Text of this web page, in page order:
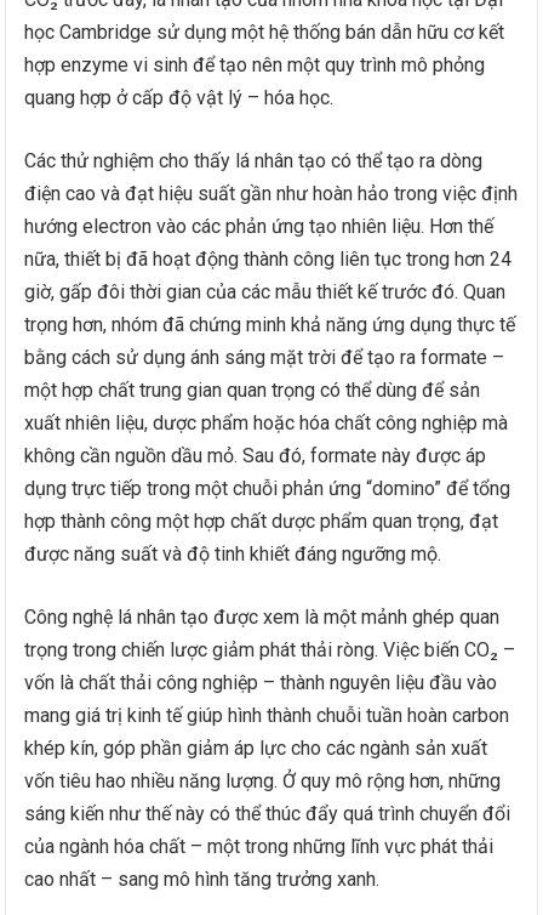
học Cambridge sử dụng một hệ thống bán dẫn hữu cơ kết
hợp enzyme vi sinh để tạo nên một quy trình mô phỏng
quang hợp ở cấp độ vật lý – hóa học.
Các thử nghiệm cho thấy lá nhân tạo có thể tạo ra dòng
điện cao và đạt hiệu suất gần như hoàn hảo trong việc định
hướng electron vào các phản ứng tạo nhiên liệu. Hơn thế
nữa, thiết bị đã hoạt động thành công liên tục trong hơn 24
giờ, gấp đôi thời gian của các mẫu thiết kế trước đó. Quan
trọng hơn, nhóm đã chứng minh khả năng ứng dụng thực tế
bằng cách sử dụng ánh sáng mặt trời để tạo ra formate –
một hợp chất trung gian quan trọng có thể dùng để sản
xuất nhiên liệu, dược phẩm hoặc hóa chất công nghiệp mà
không cần nguồn dầu mỏ. Sau đó, formate này được áp
dụng trực tiếp trong một chuỗi phản ứng “domino” để tổng
hợp thành công một hợp chất dược phẩm quan trọng, đạt
được năng suất và độ tinh khiết đáng ngưỡng mộ.
Công nghệ lá nhân tạo được xem là một mảnh ghép quan
trọng trong chiến lược giảm phát thải ròng. Việc biến CO₂ –
vốn là chất thải công nghiệp – thành nguyên liệu đầu vào
mang giá trị kinh tế giúp hình thành chuỗi tuần hoàn carbon
khép kín, góp phần giảm áp lực cho các ngành sản xuất
vốn tiêu hao nhiều năng lượng. Ở quy mô rộng hơn, những
sáng kiến như thế này có thể thúc đẩy quá trình chuyển đổi
của ngành hóa chất – một trong những lĩnh vực phát thải
cao nhất – sang mô hình tăng trưởng xanh.